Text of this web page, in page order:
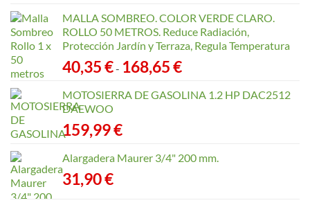
MALLA SOMBREO. COLOR VERDE CLARO.
ROLLO 50 METROS. Reduce Radiación,
Protección Jardín y Terraza, Regula Temperatura
40,35€- 168,65€Rango
precios:
MOTOSIERRA DE GASOLINA 1.2 HP DAC2512
DAEWOO
159,99€
Alargadera Maurer 3/4" 200 mm.
31,90€